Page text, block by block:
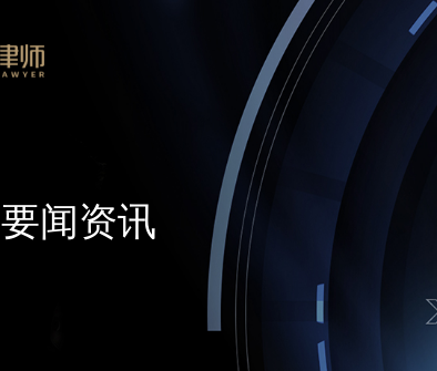
要闻资讯